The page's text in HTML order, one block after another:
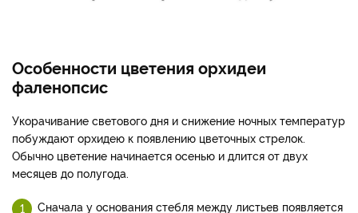
Особенности цветения орхидеи
фаленопсис
Укорачивание светового дня и снижение ночных температур
побуждают орхидею к появлению цветочных стрелок.
Обычно цветение начинается осенью и длится от двух
месяцев до полугода.
Сначала у основания стебля между листьев появляется